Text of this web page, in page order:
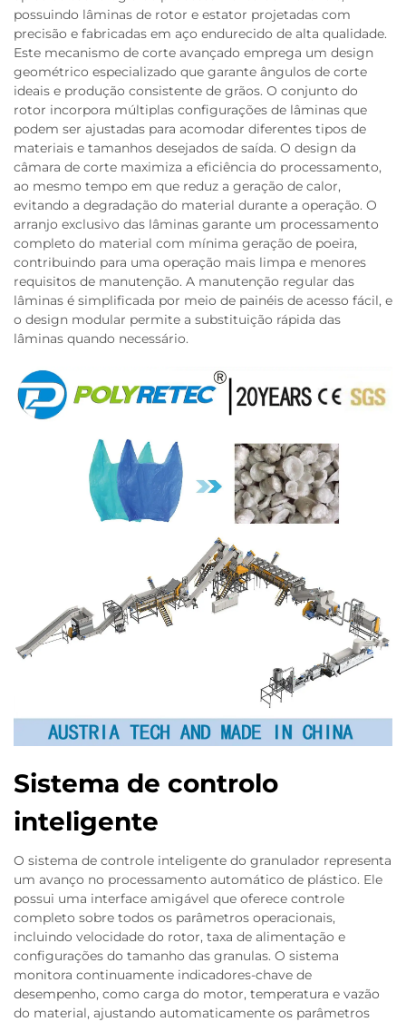
possuindo lâminas de rotor e estator projetadas com
precisão e fabricadas em aço endurecido de alta qualidade.
Este mecanismo de corte avançado emprega um design
geométrico especializado que garante ângulos de corte
ideais e produção consistente de grãos. O conjunto do
rotor incorpora múltiplas configurações de lâminas que
podem ser ajustadas para acomodar diferentes tipos de
materiais e tamanhos desejados de saída. O design da
câmara de corte maximiza a eficiência do processamento,
ao mesmo tempo em que reduz a geração de calor,
evitando a degradação do material durante a operação. O
arranjo exclusivo das lâminas garante um processamento
completo do material com mínima geração de poeira,
contribuindo para uma operação mais limpa e menores
requisitos de manutenção. A manutenção regular das
lâminas é simplificada por meio de painéis de acesso fácil, e
o design modular permite a substituição rápida das
lâminas quando necessário.
Sistema de controlo
inteligente
O sistema de controle inteligente do granulador representa
um avanço no processamento automático de plástico. Ele
possui uma interface amigável que oferece controle
completo sobre todos os parâmetros operacionais,
incluindo velocidade do rotor, taxa de alimentação e
configurações do tamanho das granulas. O sistema
monitora continuamente indicadores-chave de
desempenho, como carga do motor, temperatura e vazão
do material, ajustando automaticamente os parâmetros